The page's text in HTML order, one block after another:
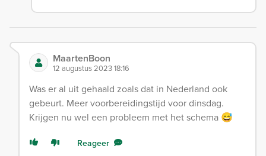
MaartenBoon
12 augustus 2023 18:16
Was er al uit gehaald zoals dat in Nederland ook
gebeurt. Meer voorbereidingstijd voor dinsdag.
Krijgen nu wel een probleem met het schema 😅
Reageer